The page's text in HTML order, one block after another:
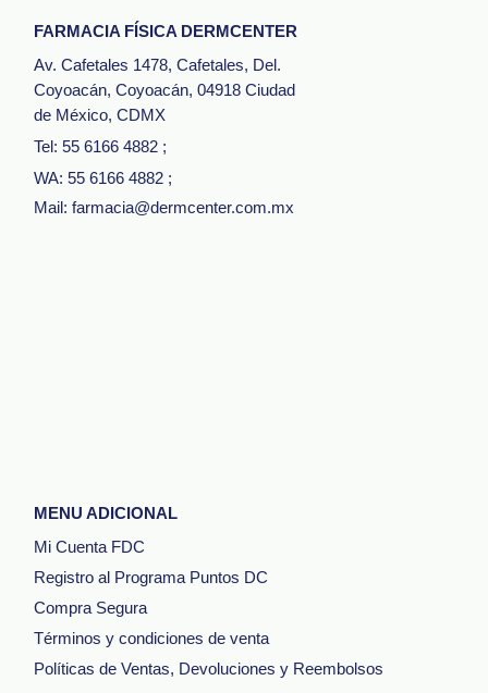
FARMACIA FÍSICA DERMCENTER
Av. Cafetales 1478, Cafetales, Del.
Coyoacán, Coyoacán, 04918 Ciudad
de México, CDMX
Tel: 55 6166 4882 ;
WA: 55 6166 4882 ;
Mail: farmacia@dermcenter.com.mx
MENU ADICIONAL
Mi Cuenta FDC
Registro al Programa Puntos DC
Compra Segura
Términos y condiciones de venta
Políticas de Ventas, Devoluciones y Reembolsos